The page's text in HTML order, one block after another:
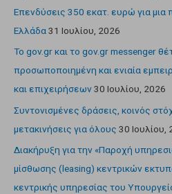
Επενδύσεις 350 εκατ. ευρώ για μια
Ελλάδα 31 Ιουλίου, 2026
Το gov.gr και το gov.gr messenger
προσωποποιημένη και ενιαία
και επιχειρήσεων30 Ιουλίου, 2026
Συντονισμένες δράσεις, κοινός
μετακινήσεις για όλους 30 Ιουλίου,
Διακήρυξη για την «Παροχή
μίσθωσης (leasing) κεντρικών
κεντρικής υπηρεσίας του